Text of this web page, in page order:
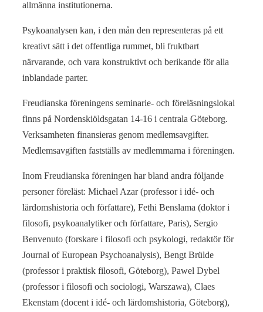
allmänna institutionerna.
Psykoanalysen kan, i den mån den representeras på ett
kreativt sätt i det offentliga rummet, bli fruktbart
närvarande, och vara konstruktivt och berikande för alla
inblandade parter.
Freudianska föreningens seminarie- och föreläsningslokal
finns på Nordenskiöldsgatan 14-16 i centrala Göteborg.
Verksamheten finansieras genom medlemsavgifter.
Medlemsavgiften fastställs av medlemmarna i föreningen.
Inom Freudianska föreningen har bland andra följande
personer föreläst: Michael Azar (professor i idé- och
lärdomshistoria och författare), Fethi Benslama (doktor i
filosofi, psykoanalytiker och författare, Paris), Sergio
Benvenuto (forskare i filosofi och psykologi, redaktör för
Journal of European Psychoanalysis), Bengt Brülde
(professor i praktisk filosofi, Göteborg), Pawel Dybel
(professor i filosofi och sociologi, Warszawa), Claes
Ekenstam (docent i idé- och lärdomshistoria, Göteborg),